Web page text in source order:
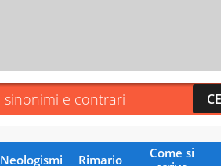
Neologismi Rimario
Come si